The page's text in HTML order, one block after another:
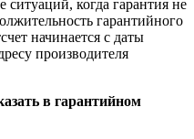
ситуаций, когда гарантия не
гарантийного
начинается с даты
производителя
в гарантийном